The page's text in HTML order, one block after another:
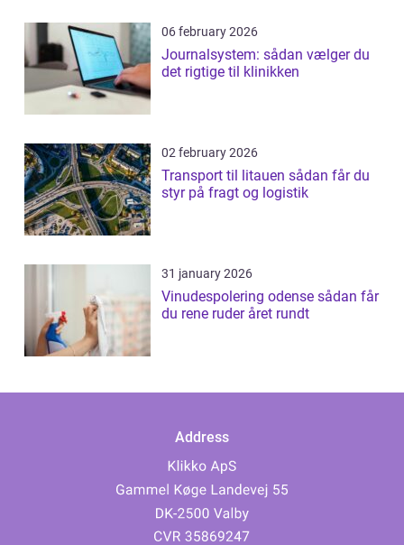
06 february 2026
Journalsystem: sådan vælger du
det rigtige til klinikken
02 february 2026
Transport til litauen sådan får du
styr på fragt og logistik
31 january 2026
Vinudespolering odense sådan får
du rene ruder året rundt
Address